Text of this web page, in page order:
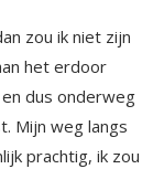
zou ik niet zijn
het erdoor
dus onderweg
Mijn weg langs
prachtig, ik zou